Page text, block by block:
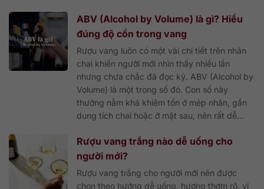
ABV (Alcohol by Volume) là gì? Hiểu
đúng độ cồn trong vang
Rượu vang luôn có một vài chi tiết trên nhãn
chai khiến người mới nhìn thấy nhiều lần
nhưng chưa chắc đã đọc kỹ. ABV (Alcohol by
Volume) là một trong số đó. Con số này
thường nằm khá khiêm tốn ở mép nhãn, gần
dung tích chai hoặc ở mặt sau, nên rất dễ...
Rượu vang trắng nào dễ uống cho
người mới?
Rượu vang trắng cho người mới nên được
chọn theo hướng dễ uống, hương thơm rõ, vị